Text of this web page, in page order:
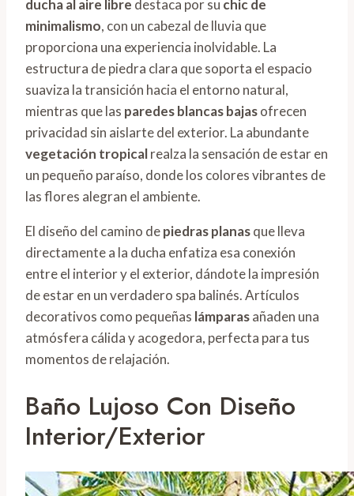
ducha al aire libre destaca por su chic de
minimalismo, con un cabezal de lluvia que
proporciona una experiencia inolvidable. La
estructura de piedra clara que soporta el espacio
suaviza la transición hacia el entorno natural,
mientras que las paredes blancas bajasofrecen
privacidad sin aislarte del exterior. La abundante
vegetación tropicalrealza la sensación de estar en
un pequeño paraíso, donde los colores vibrantes de
las flores alegran el ambiente.
El diseño del camino depiedras planasque lleva
directamente a la ducha enfatiza esa conexión
entre el interior y el exterior, dándote la impresión
de estar en un verdadero spa balinés. Artículos
decorativos como pequeñas lámparasañaden una
atmósfera cálida y acogedora, perfecta para tus
momentos de relajación.
Baño Lujoso Con Diseño
Interior/exterior